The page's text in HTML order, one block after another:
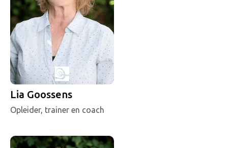
Lia Goossens
Opleider, trainer en coach